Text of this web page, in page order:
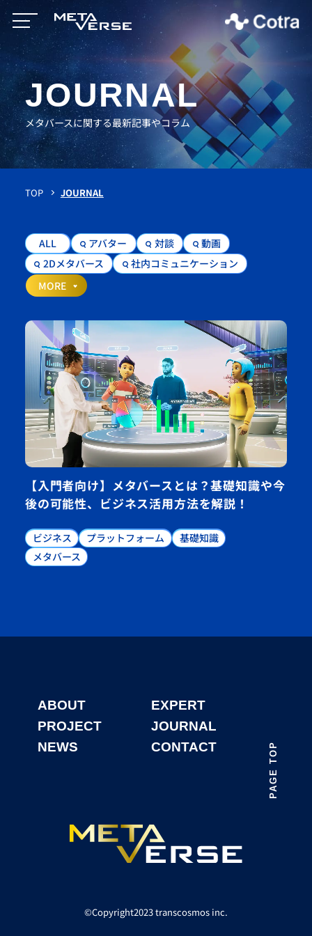
JOURNAL
メタバースに関する最新記事やコラム
TOP JOURNAL
ALL アバター 対談
動画
2Dメタバース
社内コミュニケーション
MORE
【入門者向け】メタバースとは？基礎知識や今
後の可能性、ビジネス活用方法を解説！
ビジネス プラットフォーム
基礎知識
メタバース
©️Copyright2023 transcosmos inc.
ABOUT
EXPERT
PROJECT
JOURNAL
NEWS
CONTACT PAGE TOP